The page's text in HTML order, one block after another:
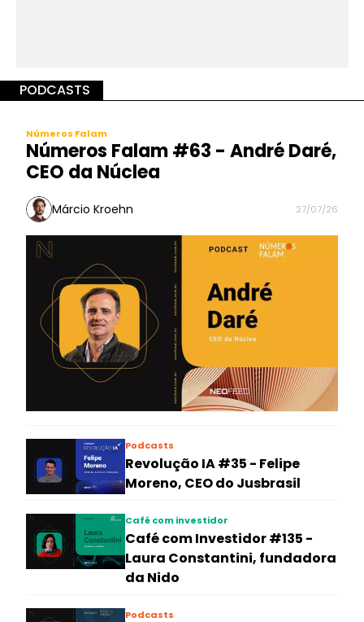
PODCASTS
Números Falam
Números Falam #63 - André Daré,
CEO da Núclea
Márcio Kroehn 27/07/26
Podcasts
Revolução IA #35 - Felipe
Moreno, CEO do Jusbrasil
Café com investidor
Café com Investidor #135 -
Laura Constantini, fundadora
da Nido
Podcasts